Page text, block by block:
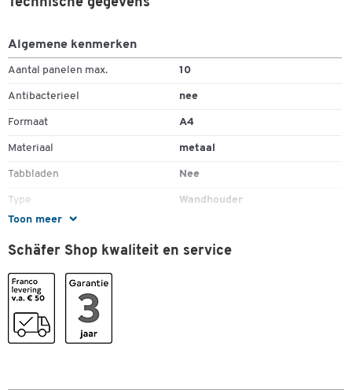
Toon meer
Algemene kenmerken
Aantal panelen max. 10
Antibacterieel nee
Formaat A4
Materiaal metaal
Tabbladen Nee
Type Wandhouder
Uitbreidbaar
Kleur
Schäfer Shop kwaliteit en service
Dubbelklik om in te zoomen